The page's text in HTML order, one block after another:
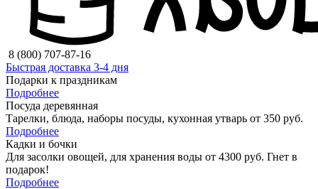
8 (800) 707-87-16
Быстрая доставка 3-4 дня
Подарки к праздникам
Подробнее
Посуда деревянная
Тарелки, блюда, наборы посуды, кухонная утварь от 350 руб.
Подробнее
Кадки и бочки
Для засолки овощей, для хранения воды от 4300 руб. Гнет в
подарок!
Подробнее